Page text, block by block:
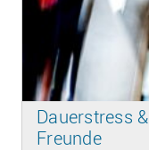
Dauerstress
Freunde